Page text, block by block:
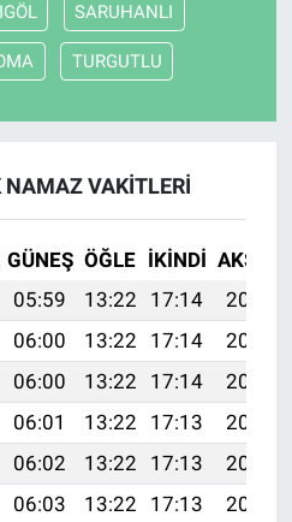
SARUHANLI
TURGUTLU
VAKITLERI
GÜNEŞ ÖĞLE İKINDI AKŞAM
05:59 13:22 17:14
20:35
06:00 13:22 17:14
20:34
06:00 13:22 17:14
20:33
06:01 13:22 17:13
20:33
06:02 13:22 17:13
20:32
06:03 13:22 17:13
20:31